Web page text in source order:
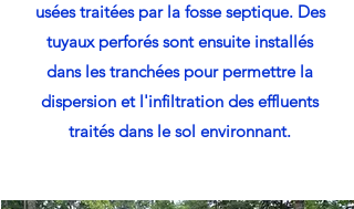
usées traitées par la fosse septique. Des
tuyaux perforés sont ensuite installés
dans les tranchées pour permettre la
dispersion et l'infiltration des effluents
traités dans le sol environnant.